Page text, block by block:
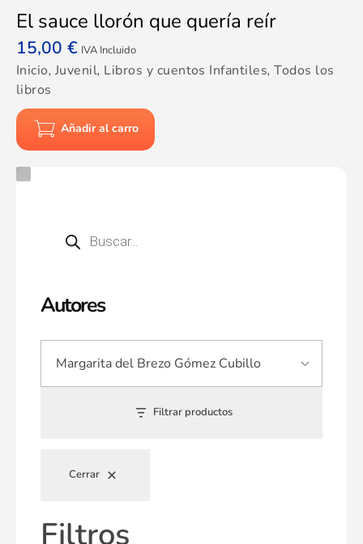
Autores
Filtrar productos
Cerrar
Filtros
El sauce llorón que quería reír
15,00 € IVA Incluido
Inicio, Juvenil, Libros y cuentos Infantiles,Todos los
libros
Añadir al carro